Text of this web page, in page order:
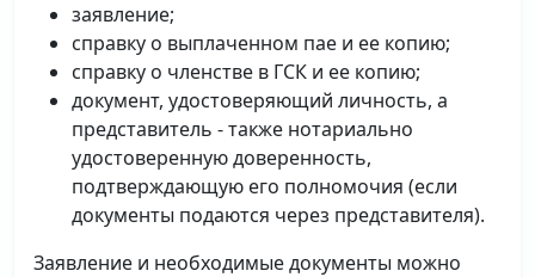
заявление;
справку о выплаченном пае и ее копию;
справку о членстве в ГСК и ее копию;
документ, удостоверяющий личность, а
представитель - также нотариально
удостоверенную доверенность,
подтверждающую его полномочия (если
документы подаются через представителя).
Заявление и необходимые документы можно